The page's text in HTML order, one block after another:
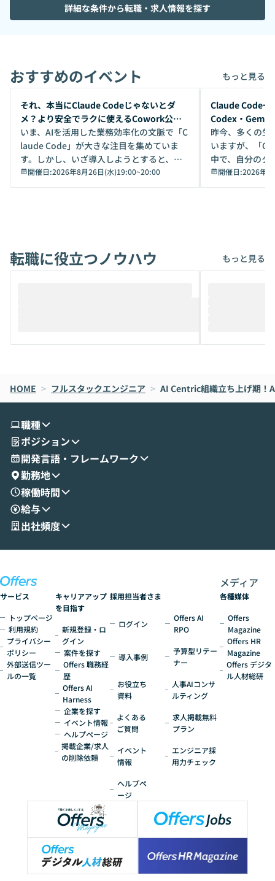
詳細な条件から転職・求人情報を探す
おすすめのイベント もっと見る
開催前
それ、本当にClaude Codeじゃないとダ
メ？より安全でラクに使えるCowork公開
デモ
いま、AIを活用した業務効率化の文脈で「C
laude Code」が大きな注目を集めていま
す。しかし、いざ導入しようとすると、セ
キュリティ面の懸念や権限管理のハードル
から、気軽に使えないケースも多いのでは
けでなく、想像以上の範囲まで自動化でき
ることは、まだあまり知られていません。
メルカリでの判断基準をもとに「なぜClau
oworkの基本的な機能をご紹介いただきま
す。 続く公開デモでは、実際にCoworkを
せいただきます。数分でワークフローが完
成する手軽さや、Gmail等の外部サービス
とセキュアに連携できるポイントなど、実
演を通じて具体的なイメージをお届けしま
す。 後半のディスカッションでは、セキュ
リティの考え方や社内導入の進め方など、
現場目線でさらに深掘りしていきます。
「自分の業務をAIで自動化してみたいけ
いう方にこそ参加いただきたいイベントで
開催日:2026年8月26日(水)19:00~20:00
開催前
Claude Code一
Codex・
昨今、多くの生
いますが、「
中で、自分のタ
いいのか」を自
か？ 「なんとなく誰かが良いと言っていた
は、評判では
ているAIを選ぶこ
それぞれの本当
は、LLMのフル
ント構築の最前
開催日:2026年8
転職に役立つノウハウ もっと見る
HOME > フルスタックエンジニア > AI Centric組織立ち上げ期！
職種
ポジション
開発言語・フレームワーク
勤務地
稼働時間
給与
出社頻度
サービス
トップページ
利用規約
プライバシー
ポリシー
外部送信ツー
ルの一覧
キャリアアップ
を目指す
新規登録・ロ
グイン
案件を探す
Offers 職務経
歴
Offers AI
Harness
企業を探す
イベント情報
ヘルプページ
掲載企業/求人
の削除依頼
採用担当者さま
ログイン
導入事例
お役立ち
資料
よくある
ご質問
イベント
情報
ヘルプペ
ージ
Offers AI
RPO
予算型リテー
ナー
人事AIコンサ
ルティング
求人掲載無料
プラン
エンジニア採
用力チェック
メディア
各種媒体
Offers
Magazine
Offers HR
Magazine
Offers デジタ
ル人材総研